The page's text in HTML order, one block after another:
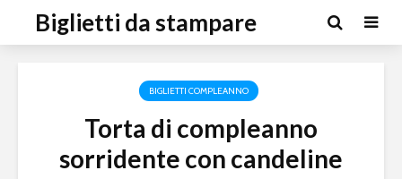
Biglietti da stampare
BIGLIETTI COMPLEANNO
Torta di compleanno
sorridente con candeline